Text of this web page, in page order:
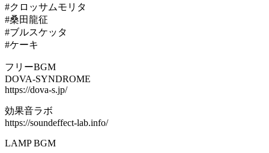
#クロッサムモリタ
#桑田龍征
#ブルスケッタ
#ケーキ
フリーBGM
DOVA-SYNDROME
https://dova-s.jp/
効果音ラボ
https://soundeffect-lab.info/
LAMP BGM